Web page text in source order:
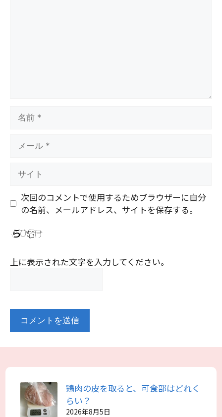
次回のコメントで使用するためブラウザーに自分
の名前、メールアドレス、サイトを保存する。
上に表示された文字を入力してください。
鶏肉の皮を取ると、可食部はどれく
らい？
2026年8月5日